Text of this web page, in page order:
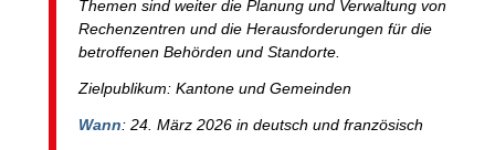
Themen sind weiter die Planung und Verwaltung von
Rechenzentren und die Herausforderungen für die
betroffenen Behörden und Standorte.
Zielpublikum: Kantone und Gemeinden
Wann: 24. März 2026 in deutsch und französisch